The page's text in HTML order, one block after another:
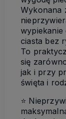
Wykonana
wypiekanie
ciasta bez
To
się
jak i przy
święta i
⭐️